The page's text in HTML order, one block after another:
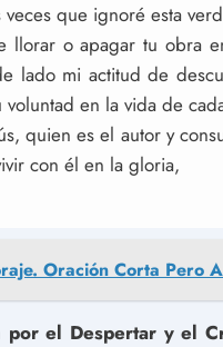
que ignoré esta
llorar o apagar tu obra
lado mi actitud de
en la vida de
quien es el autor y
con él en la gloria,
Oración Corta Pero
por el Despertar y el